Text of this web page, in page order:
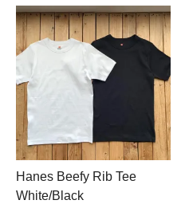
Hanes Beefy Rib Tee
White/Black